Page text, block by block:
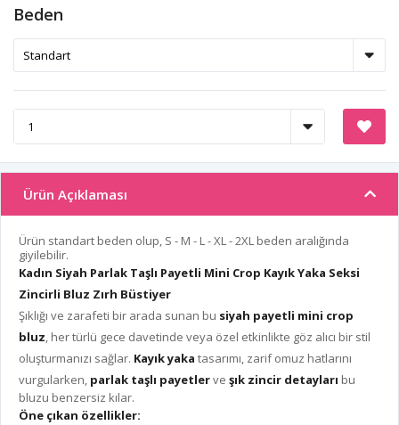
Beden
Ürün Açıklaması
Ürün standart beden olup, S - M - L - XL - 2XL beden aralığında
giyilebilir.
Kadın Siyah Parlak Taşlı Payetli Mini Crop Kayık Yaka Seksi
Zincirli Bluz Zırh Büstiyer
Şıklığı ve zarafeti bir arada sunan bu siyah payetli mini crop
bluz, her türlü gece davetinde veya özel etkinlikte göz alıcı bir stil
oluşturmanızı sağlar. Kayık yaka tasarımı, zarif omuz hatlarını
vurgularken, parlak taşlı payetlerve şık zincir detayları bu
bluzu benzersiz kılar.
Öne çıkan özellikler: